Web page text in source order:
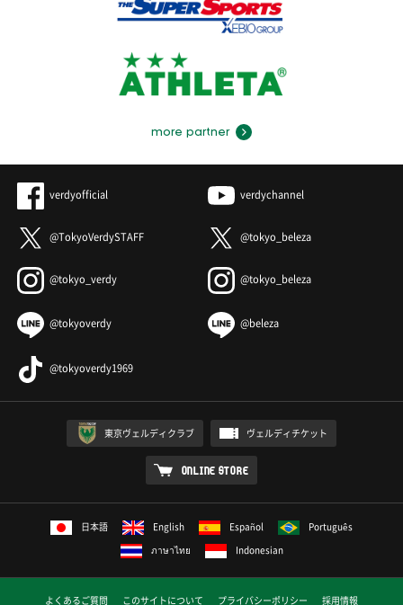
more partner
verdyofficial verdychannel
@TokyoVerdySTAFF @tokyo_beleza
@tokyo_verdy @tokyo_beleza
@tokyoverdy @beleza
@tokyoverdy1969
東京ヴェルディクラブ ヴェルディチケット
ONLINE STORE
日本語 English Español
Português
ภาษาไทย
Indonesian
よくあるご質問 このサイトについて プライバシーポリシー 採用情報